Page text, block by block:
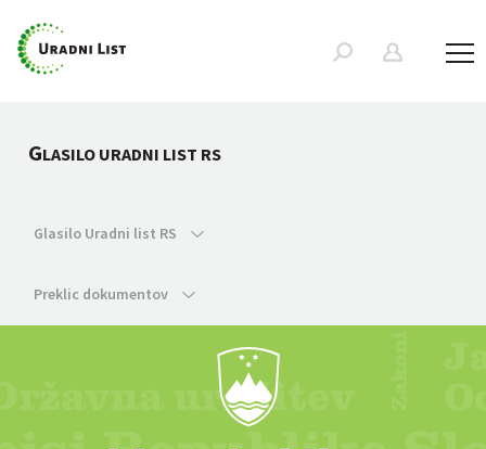
GLASILO URADNI LIST RS
Glasilo Uradni list RS
Preklic dokumentov